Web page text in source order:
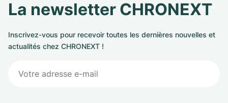
La newsletter CHRONEXT
Inscrivez-vous pour recevoir toutes les dernières nouvelles et
actualités chez CHRONEXT !